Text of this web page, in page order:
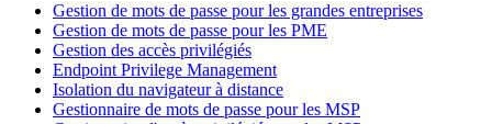
Gestion de mots de passe pour les grandes entreprises
Gestion de mots de passe pour les PME
Gestion des accès privilégiés
Endpoint Privilege Management
Isolation du navigateur à distance
Gestionnaire de mots de passe pour les MSP